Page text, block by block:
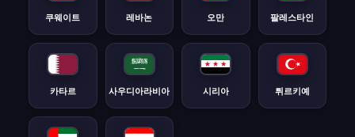
쿠웨이트 레바논 오만 팔레스타인
카타르 사우디아라비아 시리아 튀르키예